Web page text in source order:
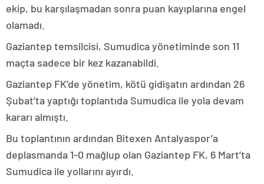
ekip, bu karşılaşmadan sonra puan kayıplarına engel
olamadı.
Gaziantep temsilcisi, Sumudica yönetiminde son 11
maçta sadece bir kez kazanabildi.
Gaziantep FK’de yönetim, kötü gidişatın ardından 26
Şubat’ta yaptığı toplantıda Sumudica ile yola devam
kararı almıştı.
Bu toplantının ardından Bitexen Antalyaspor’a
deplasmanda 1-0 mağlup olan Gaziantep FK, 6 Mart’ta
Sumudica ile yollarını ayırdı.